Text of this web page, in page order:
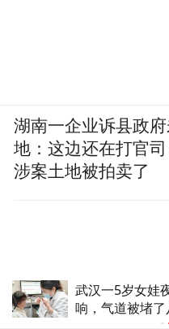
武汉一5岁女娃
响，气道被堵了
手术”如何让娃
湖南一企业诉县政
地：这边还在打官司
涉案土地被拍卖了